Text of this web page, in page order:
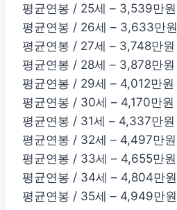
평균연봉 / 25세 – 3,539만원
평균연봉 / 26세 – 3,633만원
평균연봉 / 27세 – 3,748만원
평균연봉 / 28세 – 3,878만원
평균연봉 / 29세 – 4,012만원
평균연봉 / 30세 – 4,170만원
평균연봉 / 31세 – 4,337만원
평균연봉 / 32세 – 4,497만원
평균연봉 / 33세 – 4,655만원
평균연봉 / 34세 – 4,804만원
평균연봉 / 35세 – 4,949만원